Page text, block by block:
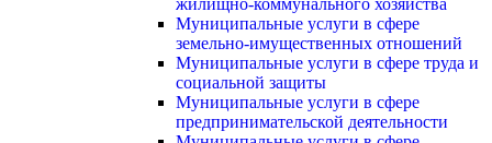
Муниципальные услуги в сфере
земельно-имущественных отношений
Муниципальные услуги в сфере труда и
социальной защиты
Муниципальные услуги в сфере
предпринимательской деятельности